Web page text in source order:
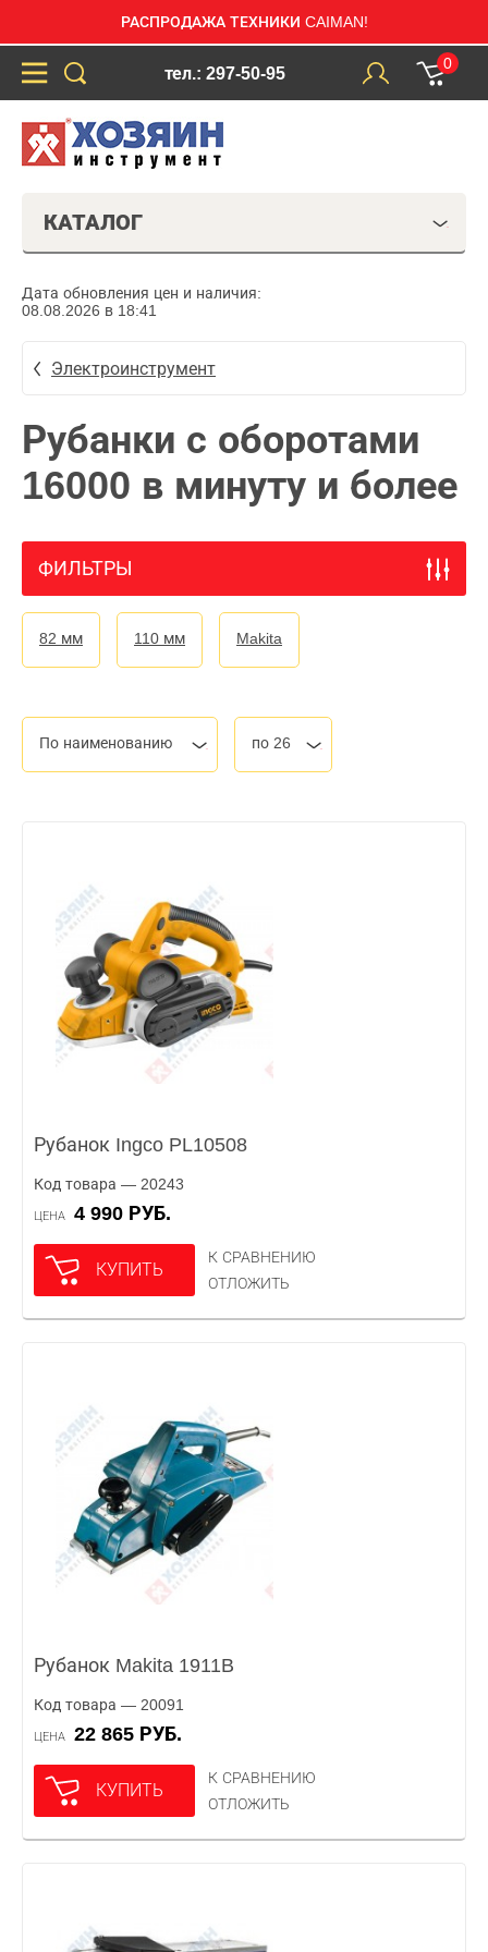
РАСПРОДАЖА ТЕХНИКИ CAIMAN!
тел.: 297-50-95
0
КАТАЛОГ
Дата обновления цен и наличия:
08.08.2026 в 18:41
Электроинструмент
Рубанки с оборотами
16000 в минуту и более
ФИЛЬТРЫ
82 мм 110 мм Makita
По наименованию по 26
Рубанок Ingco PL10508
Код товара — 20243
ЦЕНА 4 990 РУБ.
КУПИТЬ
К СРАВНЕНИЮ
ОТЛОЖИТЬ
Рубанок Makita 1911B
Код товара — 20091
ЦЕНА 22 865 РУБ.
КУПИТЬ
К СРАВНЕНИЮ
ОТЛОЖИТЬ